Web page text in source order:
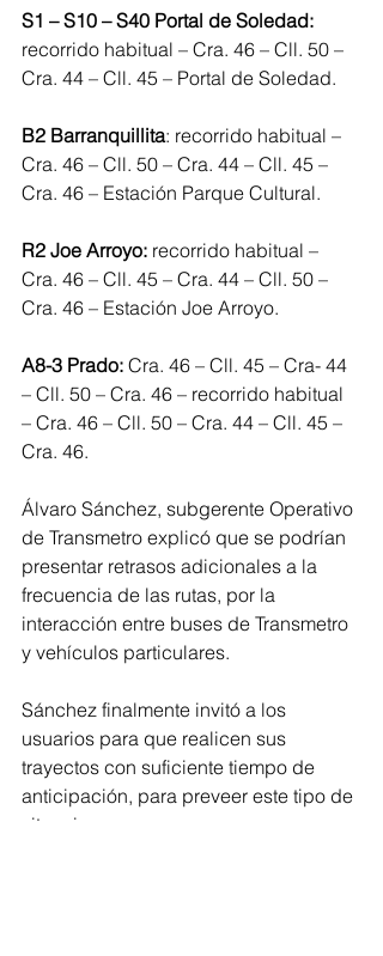
S1 – S10 – S40 Portal de Soledad:
recorrido habitual – Cra. 46 – Cll. 50 –
Cra. 44 – Cll. 45 – Portal de Soledad.
B2 Barranquillita: recorrido habitual –
Cra. 46 – Cll. 50 – Cra. 44 – Cll. 45 –
Cra. 46 – Estación Parque Cultural.
R2 Joe Arroyo: recorrido habitual –
Cra. 46 – Cll. 45 – Cra. 44 – Cll. 50 –
Cra. 46 – Estación Joe Arroyo.
A8-3 Prado: Cra. 46 – Cll. 45 – Cra- 44
– Cll. 50 – Cra. 46 – recorrido habitual
– Cra. 46 – Cll. 50 – Cra. 44 – Cll. 45 –
Cra. 46.
Álvaro Sánchez, subgerente Operativo
de Transmetro explicó que se podrían
presentar retrasos adicionales a la
frecuencia de las rutas, por la
interacción entre buses de Transmetro
y vehículos particulares.
Sánchez finalmente invitó a los
usuarios para que realicen sus
trayectos con suficiente tiempo de
anticipación, para preveer este tipo de
situaciones.